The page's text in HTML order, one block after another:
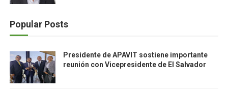
Popular Posts
Presidente de APAVIT sostiene importante
reunión con Vicepresidente de El Salvador